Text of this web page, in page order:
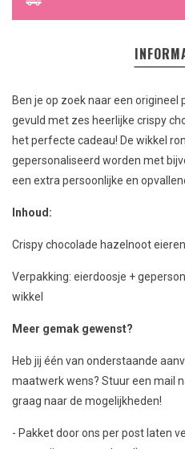
Ben je op zoek naar een origineel
gevuld met zes heerlijke crispy
het perfecte cadeau! De wikkel
gepersonaliseerd worden met
een extra persoonlijke en
Inhoud:
Crispy chocolade hazelnoot
Verpakking: eierdoosje +
wikkel
Meer gemak gewenst?
Heb jij één van onderstaande
maatwerk wens? Stuur een mail
graag naar de mogelijkheden!
- Pakket door ons per post laten